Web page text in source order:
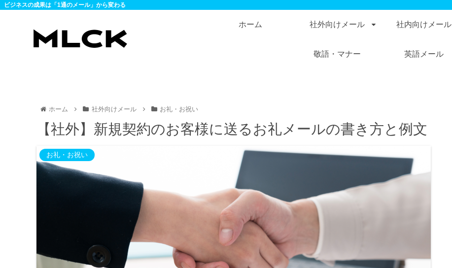
ビジネスの成果は「1通のメール」から変わる
ホーム 社外向けメール 社内向けメール
敬語・マナー 英語メール
ホーム 社外向けメール お礼・お祝い
【社外】新規契約のお客様に送るお礼メールの書き方と例文
お礼・お祝い